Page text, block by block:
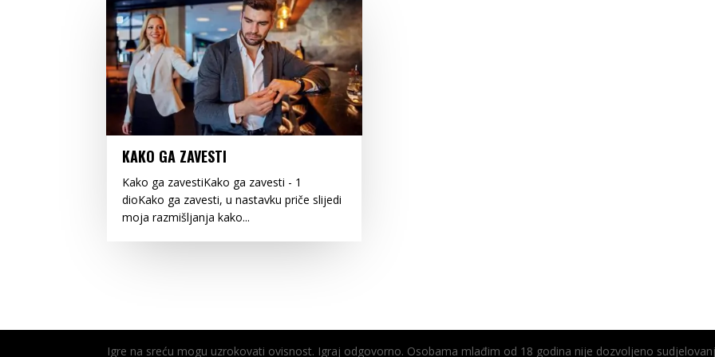
KAKO GA ZAVESTI
Kako ga zavestiKako ga zavesti - 1
dioKako ga zavesti, u nastavku priče slijedi
moja razmišljanja kako...
Igre na sreću mogu uzrokovati ovisnost. Igraj odgovorno. Osobama mlađim od 18 godina nije dozvoljeno